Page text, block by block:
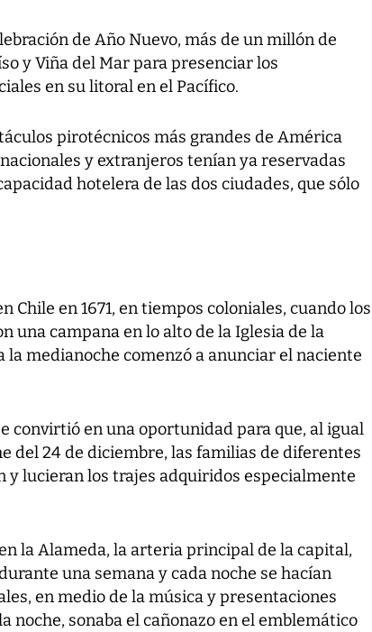
de Año Nuevo, más de un millón de
y Viña del Mar para presenciar los
en su litoral en el Pacífico.
pirotécnicos más grandes de América
y extranjeros tenían ya reservadas
hotelera de las dos ciudades, que sólo
Chile en 1671, en tiempos coloniales, cuando los
una campana en lo alto de la Iglesia de la
la medianoche comenzó a anunciar el naciente
convirtió en una oportunidad para que, al igual
del 24 de diciembre, las familias de diferentes
y lucieran los trajes adquiridos especialmente
la Alameda, la arteria principal de la capital,
una semana y cada noche se hacían
en medio de la música y presentaciones
noche, sonaba el cañonazo en el emblemático